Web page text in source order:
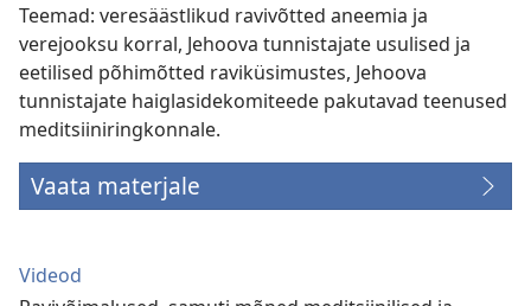
Teemad: veresäästlikud ravivõtted aneemia ja
verejooksu korral, Jehoova tunnistajate usulised ja
eetilised põhimõtted raviküsimustes, Jehoova
tunnistajate haiglasidekomiteede pakutavad teenused
meditsiiniringkonnale.
Vaata materjale
Videod